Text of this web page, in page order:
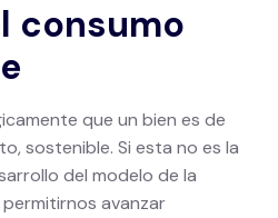
consumo
que un bien es de
sostenible. Si esta no es la
del modelo de la
avanzar